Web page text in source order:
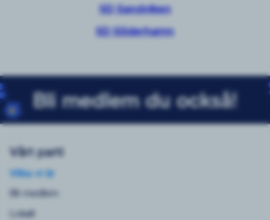
SD Sandviken
SD Söderhamn
Bli medlem du också!
Vårt parti
Vilka vi är
Bli medlem
Lokalt